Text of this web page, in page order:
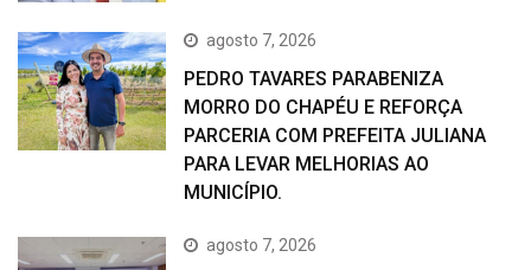
agosto 7, 2026
PEDRO TAVARES PARABENIZA
MORRO DO CHAPÉU E REFORÇA
PARCERIA COM PREFEITA JULIANA
PARA LEVAR MELHORIAS AO
MUNICÍPIO.
agosto 7, 2026